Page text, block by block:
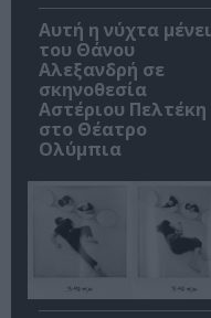
Αυτή η νύχτα
του Θάνου
Αλεξανδρή σε
σκηνοθεσία
Αστέριου Πελτέκη
στο Θέατρο
Ολύμπια